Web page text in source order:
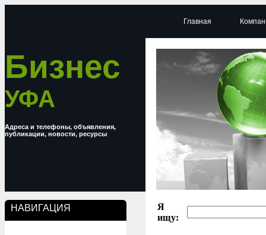
Бизнес
УФА
Адреса и телефоны, объявления,
публикации, новости, ресурсы
НАВИГАЦИЯ
Главная
Я
ищу: